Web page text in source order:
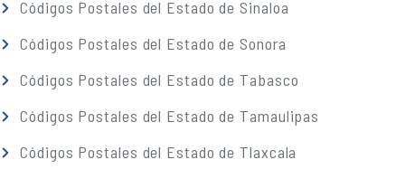
Códigos Postales del Estado de Sinaloa
Códigos Postales del Estado de Sonora
Códigos Postales del Estado de Tabasco
Códigos Postales del Estado de Tamaulipas
Códigos Postales del Estado de Tlaxcala